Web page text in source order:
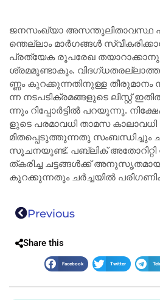
ജ​ന​സം​ഖ്യാ അ​സ​ന്തു​ലി​താ​വ​സ്ഥ
ന്തെ​ല്ലാം മാ​ർ​ഗ​ങ്ങ​ൾ
പ്ര​ത്യേ​ക രൂ​പ​രേ​ഖ
ശ്രമമുണ്ടാകും.
ണ്ണം കു​റ​ക്കു​ന്ന​തി​നു​ള്ള തീ​രു​മാ​നം
ന്ന ന​ട​പ​ടി​ക്ര​മ​ങ്ങ​ളു​ടെ ലി​സ്റ്റ്
ന്നും റി​പ്പോ​ർ​ട്ടി​ൽ പ​റ​യു​ന്നു.
ളു​ടെ പ​ര​മാ​വ​ധി താ​മ​സ
മി​ത​പ്പെ​ടു​ത്തു​ന്ന​തു സം​ബ​ന്ധി​ച്ചും
സൂ​ച​ന​യു​ണ്ട്. പ​ബ്ലി​ക്
ത്ക​രി​ച്ച ച​ട്ട​ങ്ങ​ൾ​ക്ക്
കു​റ​ക്കു​ന്ന​തും ചർച്ചയിൽ
Previous
Share this
Facebook Twitter